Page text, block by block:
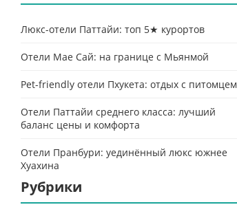
Люкс-отели Паттайи: топ 5★ курортов
Отели Мае Сай: на границе с Мьянмой
Pet-friendly отели Пхукета: отдых с питомцем
Отели Паттайи среднего класса: лучший
баланс цены и комфорта
Отели Пранбури: уединённый люкс южнее
Хуахина
Рубрики